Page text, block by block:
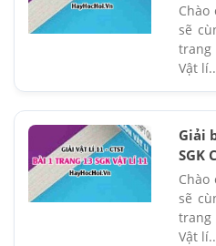
Chào
sẽ
Vật
Giải
SGK
Chào
sẽ
Vật